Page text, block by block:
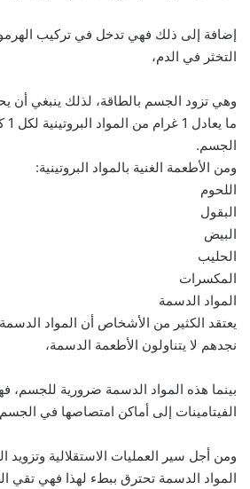
إضافة إلى ذلك فهي تدخل في تركيب
التخثر في الدم،
وهي تزود الجسم بالطاقة، لذلك ينبغي أن
الجسم.
ومن الأطعمة الغنية بالمواد البروتينية:
اللحوم
البقول
البيض
الحليب
المكسرات
المواد الدسمة
يعتقد الكثير من الأشخاص أن المواد
نجدهم لا يتناولون الأطعمة الدسمة،
بينما هذه المواد الدسمة ضرورية للجسم،
الفيتامينات إلى أماكن امتصاصها في
ومن أجل سير العمليات الاستقلالية وتزويد
المواد الدسمة تحترق ببطء لهذا فهي